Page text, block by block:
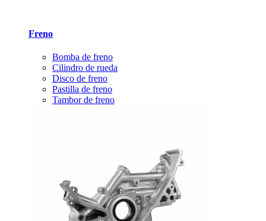
Freno
Bomba de freno
Cilindro de rueda
Disco de freno
Pastilla de freno
Tambor de freno